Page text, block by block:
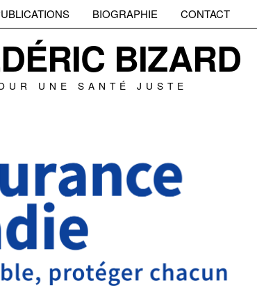
BIOGRAPHIE CONTACT
BIZARD
UNE SANTÉ JUSTE